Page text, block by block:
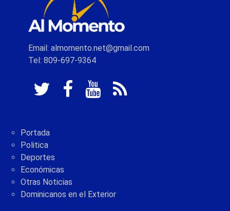
Email: almomento.net@gmail.com
Tel: 809-697-9364
Portada
Politica
Deportes
Económicas
Otras Noticias
Dominicanos en el Exterior